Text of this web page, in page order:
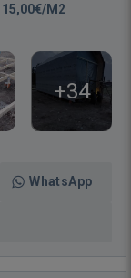
15,00€/M2
+34
WhatsApp